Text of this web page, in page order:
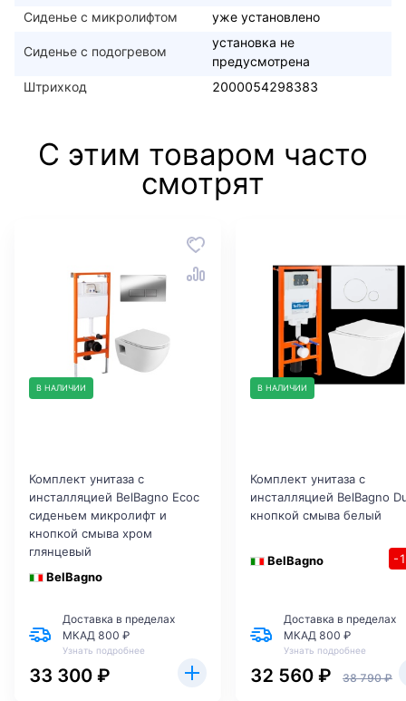
Сиденье с микролифтом
уже установлено
Сиденье с подогревом
установка не
предусмотрена
Штрихкод
2000054298383
С этим товаром часто
смотрят
В НАЛИЧИИ
Комплект унитаза с
инсталляцией BelBagno Ecoс
сиденьем микролифт и
кнопкой смыва хром
глянцевый
BelBagno
Доставка в пределах
МКАД 800 ₽
Узнать подробнее
33 300 ₽
В НАЛИЧИИ
Комплект унитаза с
инсталляцией BelBagno
кнопкой смыва белый
BelBagno -
Доставка в пределах
МКАД 800 ₽
Узнать подробнее
32 560 ₽ 38 790 ₽